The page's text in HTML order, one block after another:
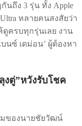
นถึง 3 รุ่น ทั้ง Apple
Ultra หลายคนสงสัยว่า
ดูครบทุกรุ่นเลย งาน
นซ์ เดม่อน’ ผู้ต้องหา
งตู่”หวังรับโชค
ของนายชัยวัฒน์